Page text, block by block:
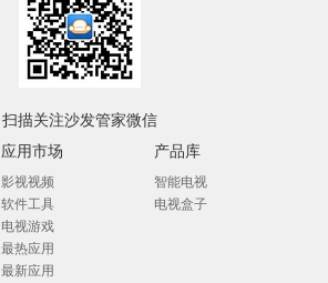
扫描关注沙发管家微信
应用市场
影视视频
软件工具
电视游戏
最热应用
最新应用
产品库
智能电视
电视盒子